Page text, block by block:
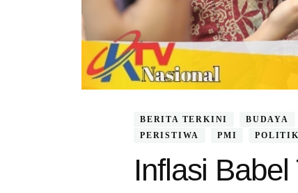
BERITA TERKINI BUDAYA
PERISTIWA
PMI POLITIK
Inflasi